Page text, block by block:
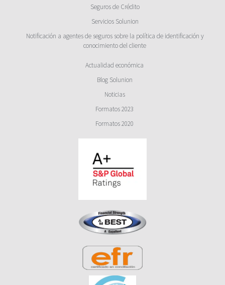
Seguros de Crédito
Servicios Solunion
Notificación a agentes de seguros sobre la política de identificación y
conocimiento del cliente
Actualidad económica
Blog Solunion
Noticias
Formatos 2023
Formatos 2020